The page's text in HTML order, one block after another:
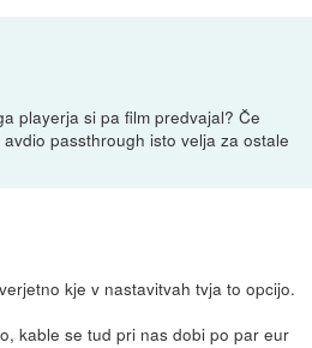
playerja si pa film predvajal? Če
passthrough isto velja za ostale
kje v nastavitvah tvja to opcijo.
kable se tud pri nas dobi po par eur